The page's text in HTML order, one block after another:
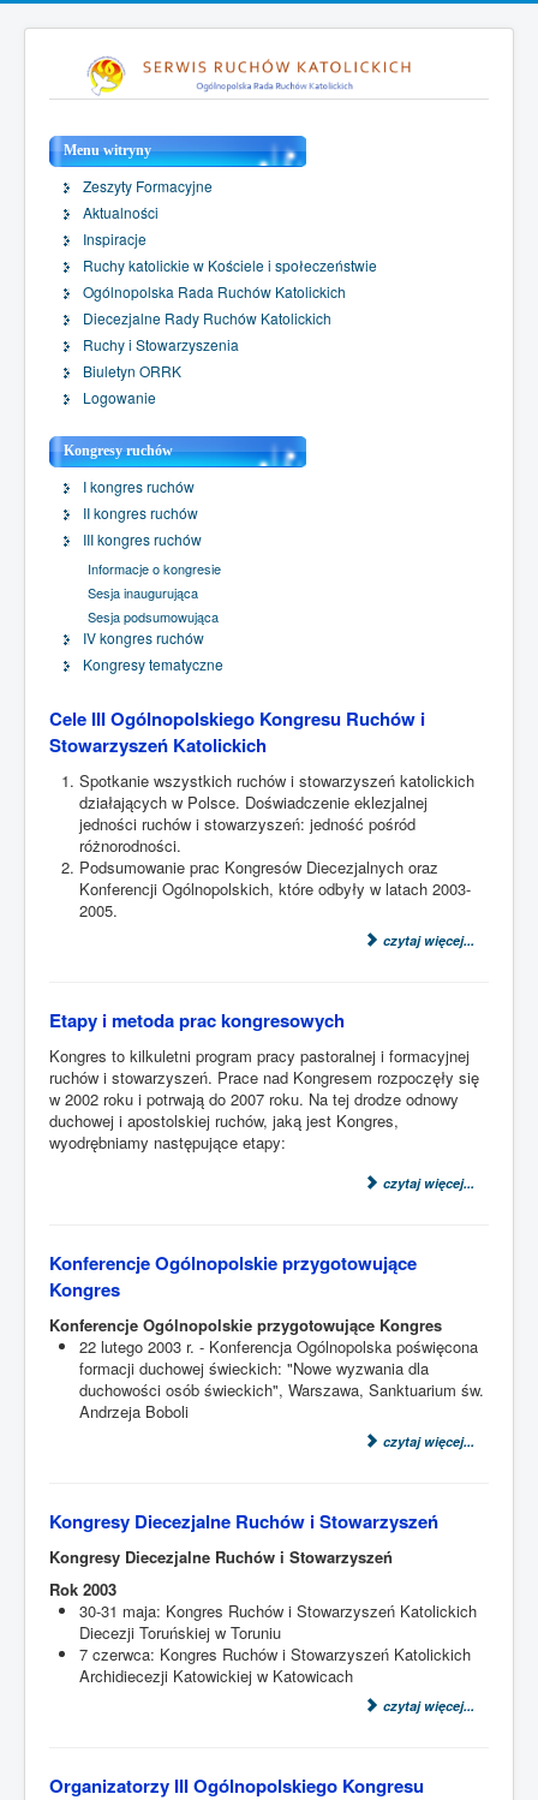
Menu witryny
Zeszyty Formacyjne
Aktualności
Inspiracje
Ruchy katolickie w Kościele i społeczeństwie
Ogólnopolska Rada Ruchów Katolickich
Diecezjalne Rady Ruchów Katolickich
Ruchy i Stowarzyszenia
Biuletyn ORRK
Logowanie
Kongresy ruchów
I kongres ruchów
II kongres ruchów
III kongres ruchów
Informacje o kongresie
Sesja inaugurująca
Sesja podsumowująca
IV kongres ruchów
Kongresy tematyczne
Cele III Ogólnopolskiego Kongresu Ruchów i
Stowarzyszeń Katolickich
Spotkanie wszystkich ruchów i stowarzyszeń katolickich
działających w Polsce. Doświadczenie eklezjalnej
jedności ruchów i stowarzyszeń: jedność pośród
różnorodności.
Podsumowanie prac Kongresów Diecezjalnych oraz
Konferencji Ogólnopolskich, które odbyły w latach 2003-
2005.
czytaj więcej...
Etapy i metoda prac kongresowych
Kongres to kilkuletni program pracy pastoralnej i formacyjnej
ruchów i stowarzyszeń. Prace nad Kongresem rozpoczęły się
w 2002 roku i potrwają do 2007 roku. Na tej drodze odnowy
duchowej i apostolskiej ruchów, jaką jest Kongres,
wyodrębniamy następujące etapy:
czytaj więcej...
Konferencje Ogólnopolskie przygotowujące
Kongres
Konferencje Ogólnopolskie przygotowujące Kongres
22 lutego 2003 r. - Konferencja Ogólnopolska poświęcona
formacji duchowej świeckich: "Nowe wyzwania dla
duchowości osób świeckich", Warszawa, Sanktuarium św.
Andrzeja Boboli
czytaj więcej...
Kongresy Diecezjalne Ruchów i Stowarzyszeń
Kongresy Diecezjalne Ruchów i Stowarzyszeń
Rok 2003
30-31 maja: Kongres Ruchów i Stowarzyszeń Katolickich
Diecezji Toruńskiej w Toruniu
7 czerwca: Kongres Ruchów i Stowarzyszeń Katolickich
Archidiecezji Katowickiej w Katowicach
czytaj więcej...
Organizatorzy III Ogólnopolskiego Kongresu